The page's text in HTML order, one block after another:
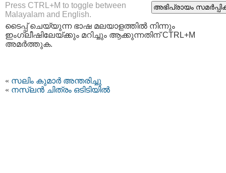
Press CTRL+M to toggle between
Malayalam and English.
ടൈപ്പ്‌ ചെയ്യുന്ന ഭാഷ മലയാളത്തില്‍ നിന്നും
ഇംഗ്ലീഷിലേയ്ക്കും മറിച്ചും ആക്കുന്നതിന് CTRL+M
അമര്‍ത്തുക.
« സലിം കുമാർ അന്തരിച്ചു
« നസ്‌ലൻ ചിത്രം ഒടിടിയിൽ